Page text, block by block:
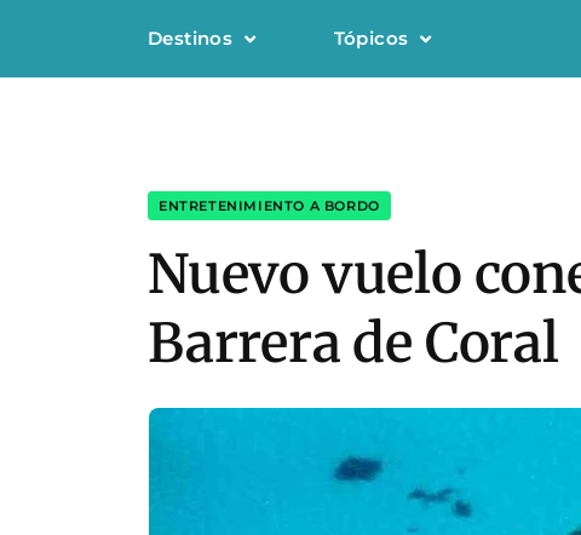
Destinos Tópicos
ENTRETENIMIENTO A BORDO
Nuevo vuelo
Barrera de Coral